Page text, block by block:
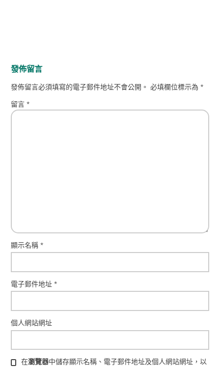
發佈留言
發佈留言必須填寫的電子郵件地址不會公開。 必填欄位標示為*
留言*
顯示名稱*
電子郵件地址*
個人網站網址
在瀏覽器中儲存顯示名稱、電子郵件地址及個人網站網址，以